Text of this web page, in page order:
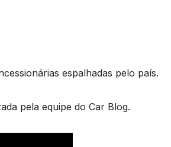
espalhadas pelo país.
pela equipe do Car Blog.